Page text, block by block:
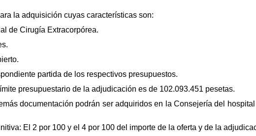
la adquisición cuyas características son:
de Cirugía Extracorpórea.
partida de los respectivos presupuestos.
presupuestario de la adjudicación es de 102.093.451 pesetas.
documentación podrán ser adquiridos en la Consejería del
El 2 por 100 y el 4 por 100 del importe de la oferta y de la